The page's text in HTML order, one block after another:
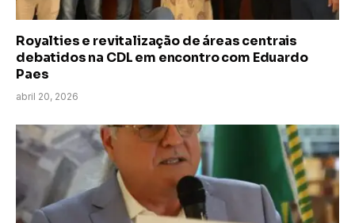
Royalties e revitalização de áreas centrais
debatidos na CDL em encontro com Eduardo
Paes
abril 20, 2026